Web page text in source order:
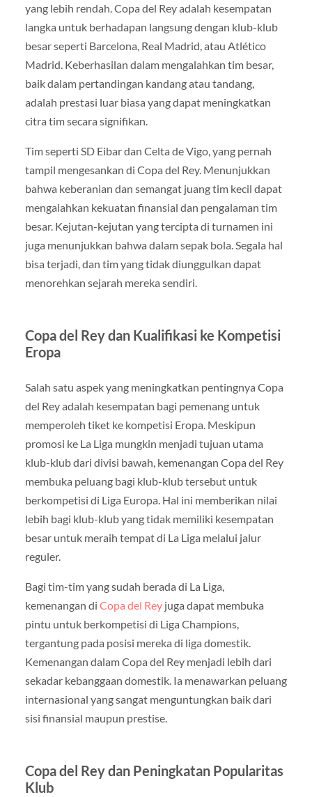
yang lebih rendah. Copa del Rey adalah kesempatan
langka untuk berhadapan langsung dengan klub-klub
besar seperti Barcelona, Real Madrid, atau Atlético
Madrid. Keberhasilan dalam mengalahkan tim besar,
baik dalam pertandingan kandang atau tandang,
adalah prestasi luar biasa yang dapat meningkatkan
citra tim secara signifikan.
Tim seperti SD Eibar dan Celta de Vigo, yang pernah
tampil mengesankan di Copa del Rey. Menunjukkan
bahwa keberanian dan semangat juang tim kecil dapat
mengalahkan kekuatan finansial dan pengalaman tim
besar. Kejutan-kejutan yang tercipta di turnamen ini
juga menunjukkan bahwa dalam sepak bola. Segala hal
bisa terjadi, dan tim yang tidak diunggulkan dapat
menorehkan sejarah mereka sendiri.
Copa del Rey dan Kualifikasi ke Kompetisi
Eropa
Salah satu aspek yang meningkatkan pentingnya Copa
del Rey adalah kesempatan bagi pemenang untuk
memperoleh tiket ke kompetisi Eropa. Meskipun
promosi ke La Liga mungkin menjadi tujuan utama
klub-klub dari divisi bawah, kemenangan Copa del Rey
membuka peluang bagi klub-klub tersebut untuk
berkompetisi di Liga Europa. Hal ini memberikan nilai
lebih bagi klub-klub yang tidak memiliki kesempatan
besar untuk meraih tempat di La Liga melalui jalur
reguler.
Bagi tim-tim yang sudah berada di La Liga,
kemenangan di Copa del Reyjuga dapat membuka
pintu untuk berkompetisi di Liga Champions,
tergantung pada posisi mereka di liga domestik.
Kemenangan dalam Copa del Rey menjadi lebih dari
sekadar kebanggaan domestik. Ia menawarkan peluang
internasional yang sangat menguntungkan baik dari
sisi finansial maupun prestise.
Copa del Rey dan Peningkatan Popularitas
Klub